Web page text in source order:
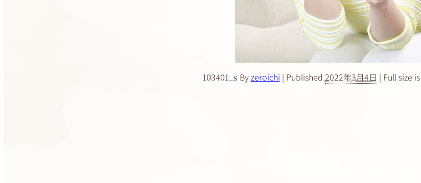
103401_s Byzeroichi | Published 2022年3月4日 | Full size is